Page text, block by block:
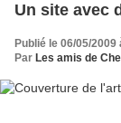
Un site avec
Publié le 06/05/2009
Par Les amis de